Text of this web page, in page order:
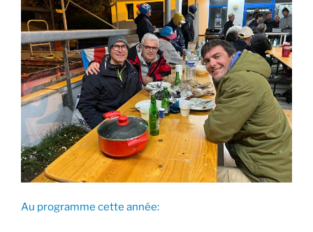
Au programme cette année: